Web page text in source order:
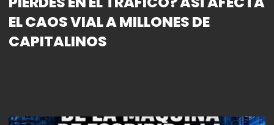
EL CAOS VIAL A MILLONES DE
CAPITALINOS